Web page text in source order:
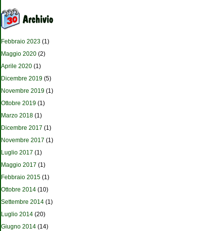
Febbraio 2023 (1)
Maggio 2020 (2)
Aprile 2020 (1)
Dicembre 2019 (5)
Novembre 2019 (1)
Ottobre 2019 (1)
Marzo 2018 (1)
Dicembre 2017 (1)
Novembre 2017 (1)
Luglio 2017 (1)
Maggio 2017 (1)
Febbraio 2015 (1)
Ottobre 2014 (10)
Settembre 2014 (1)
Luglio 2014 (20)
Giugno 2014 (14)